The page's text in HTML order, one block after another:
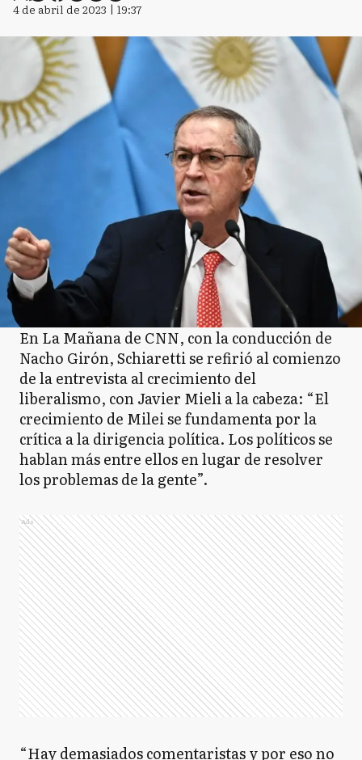
4 de abril de 2023 | 19:37
En La Mañana de CNN, con la conducción de
Nacho Girón, Schiaretti se refirió al comienzo
de la entrevista al crecimiento del
liberalismo, con Javier Mieli a la cabeza: “El
crecimiento de Milei se fundamenta por la
crítica a la dirigencia política. Los políticos se
hablan más entre ellos en lugar de resolver
los problemas de la gente”.
Ads
“Hay demasiados comentaristas y por eso no